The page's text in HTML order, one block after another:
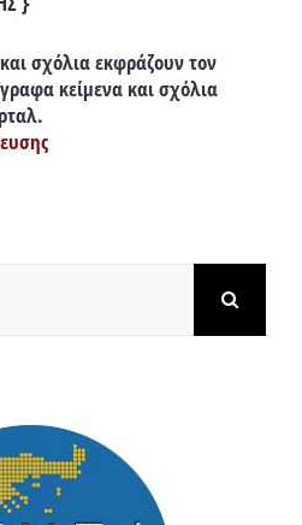
σχόλια εκφράζουν τον
κείμενα και σχόλια